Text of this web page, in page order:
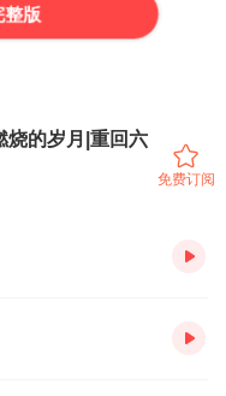
整版
烧的岁月|重回六
免费订阅